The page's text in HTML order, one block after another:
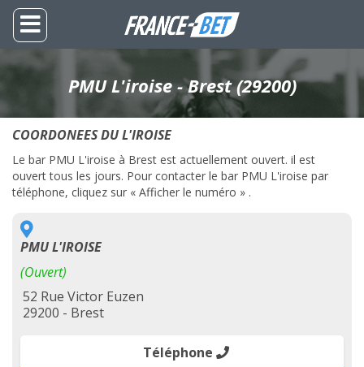
PMU L'iroise - Brest (29200)
COORDONEES DU L'IROISE
Le bar PMU L'iroise à Brest est actuellement ouvert. il est
ouvert tous les jours. Pour contacter le bar PMU L'iroise par
téléphone, cliquez sur « Afficher le numéro » .
PMU L'IROISE
(Ouvert)
52 Rue Victor Euzen
29200 - Brest
Téléphone